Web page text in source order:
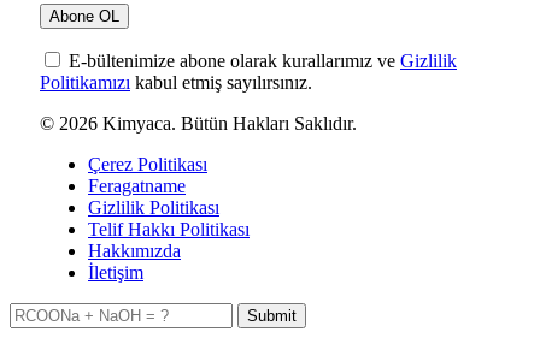
E-bültenimize abone olarak kurallarımız ve Gizlilik
Politikamızı kabul etmiş sayılırsınız.
© 2026 Kimyaca. Bütün Hakları Saklıdır.
Çerez Politikası
Feragatname
Gizlilik Politikası
Telif Hakkı Politikası
Hakkımızda
İletişim
Submit